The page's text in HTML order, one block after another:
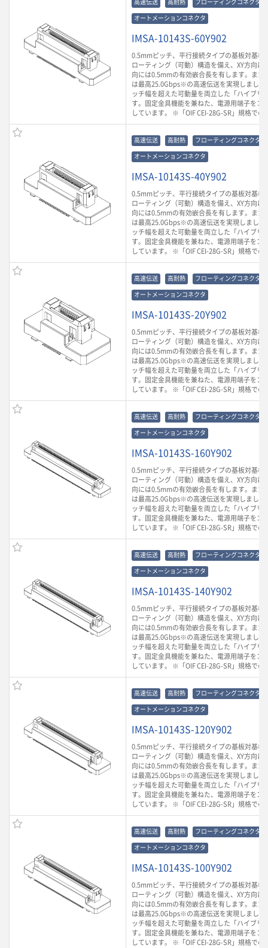
高速伝送 高耐熱 フローティングコネクタ
オートメーションコネクタ
IMSA-10143S-60Y902
0.5mmピッチ、平行接続タイプの基板対基板
ローティング（可動）構造を備え、XY方向に
向には0.5mmの有効嵌合長を有します。また
は最高25.0Gbps※の高速伝送を実現しました
ッチ幅を超えた可動量を両立した「ハイブリ
す。固定金具機能を兼ねた、電源用端子をコ
しています。 ※「OIF CEI-28G-SR」規格での
高速伝送 高耐熱 フローティングコネクタ
オートメーションコネクタ
IMSA-10143S-40Y902
0.5mmピッチ、平行接続タイプの基板対基板
ローティング（可動）構造を備え、XY方向に
向には0.5mmの有効嵌合長を有します。また
は最高25.0Gbps※の高速伝送を実現しました
ッチ幅を超えた可動量を両立した「ハイブリ
す。固定金具機能を兼ねた、電源用端子をコ
しています。 ※「OIF CEI-28G-SR」規格での
高速伝送 高耐熱 フローティングコネクタ
オートメーションコネクタ
IMSA-10143S-20Y902
0.5mmピッチ、平行接続タイプの基板対基板
ローティング（可動）構造を備え、XY方向に
向には0.5mmの有効嵌合長を有します。また
は最高25.0Gbps※の高速伝送を実現しました
ッチ幅を超えた可動量を両立した「ハイブリ
す。固定金具機能を兼ねた、電源用端子をコ
しています。 ※「OIF CEI-28G-SR」規格での
高速伝送 高耐熱 フローティングコネクタ
オートメーションコネクタ
IMSA-10143S-160Y902
0.5mmピッチ、平行接続タイプの基板対基板
ローティング（可動）構造を備え、XY方向に
向には0.5mmの有効嵌合長を有します。また
は最高25.0Gbps※の高速伝送を実現しました
ッチ幅を超えた可動量を両立した「ハイブリ
す。固定金具機能を兼ねた、電源用端子をコ
しています。 ※「OIF CEI-28G-SR」規格での
高速伝送 高耐熱 フローティングコネクタ
オートメーションコネクタ
IMSA-10143S-140Y902
0.5mmピッチ、平行接続タイプの基板対基板
ローティング（可動）構造を備え、XY方向に
向には0.5mmの有効嵌合長を有します。また
は最高25.0Gbps※の高速伝送を実現しました
ッチ幅を超えた可動量を両立した「ハイブリ
す。固定金具機能を兼ねた、電源用端子をコ
しています。 ※「OIF CEI-28G-SR」規格での
高速伝送 高耐熱 フローティングコネクタ
オートメーションコネクタ
IMSA-10143S-120Y902
0.5mmピッチ、平行接続タイプの基板対基板
ローティング（可動）構造を備え、XY方向に
向には0.5mmの有効嵌合長を有します。また
は最高25.0Gbps※の高速伝送を実現しました
ッチ幅を超えた可動量を両立した「ハイブリ
す。固定金具機能を兼ねた、電源用端子をコ
しています。 ※「OIF CEI-28G-SR」規格での
高速伝送 高耐熱 フローティングコネクタ
オートメーションコネクタ
IMSA-10143S-100Y902
0.5mmピッチ、平行接続タイプの基板対基板
ローティング（可動）構造を備え、XY方向に
向には0.5mmの有効嵌合長を有します。また
は最高25.0Gbps※の高速伝送を実現しました
ッチ幅を超えた可動量を両立した「ハイブリ
す。固定金具機能を兼ねた、電源用端子をコ
しています。 ※「OIF CEI-28G-SR」規格での